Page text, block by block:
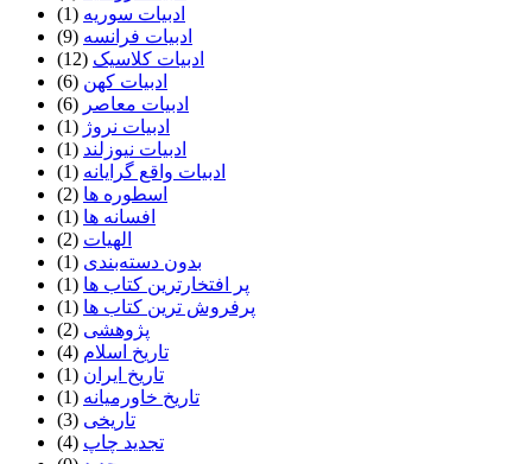
ادبیات سوریه (1)
ادبیات فرانسه (9)
ادبیات کلاسیک (12)
ادبیات کهن (6)
ادبیات معاصر (6)
ادبیات نروژ (1)
ادبیات نیوزلند (1)
ادبیات واقع گرایانه (1)
اسطوره ها (2)
افسانه ها (1)
الهیات (2)
بدون دسته‌بندی (1)
پر افتخارترین کتاب ها (1)
پرفروش ترین کتاب ها (1)
پژوهشی (2)
تاریخ اسلام (4)
تاریخ ایران (1)
تاریخ خاورمیانه (1)
تاریخی (3)
تجدید چاپ (4)